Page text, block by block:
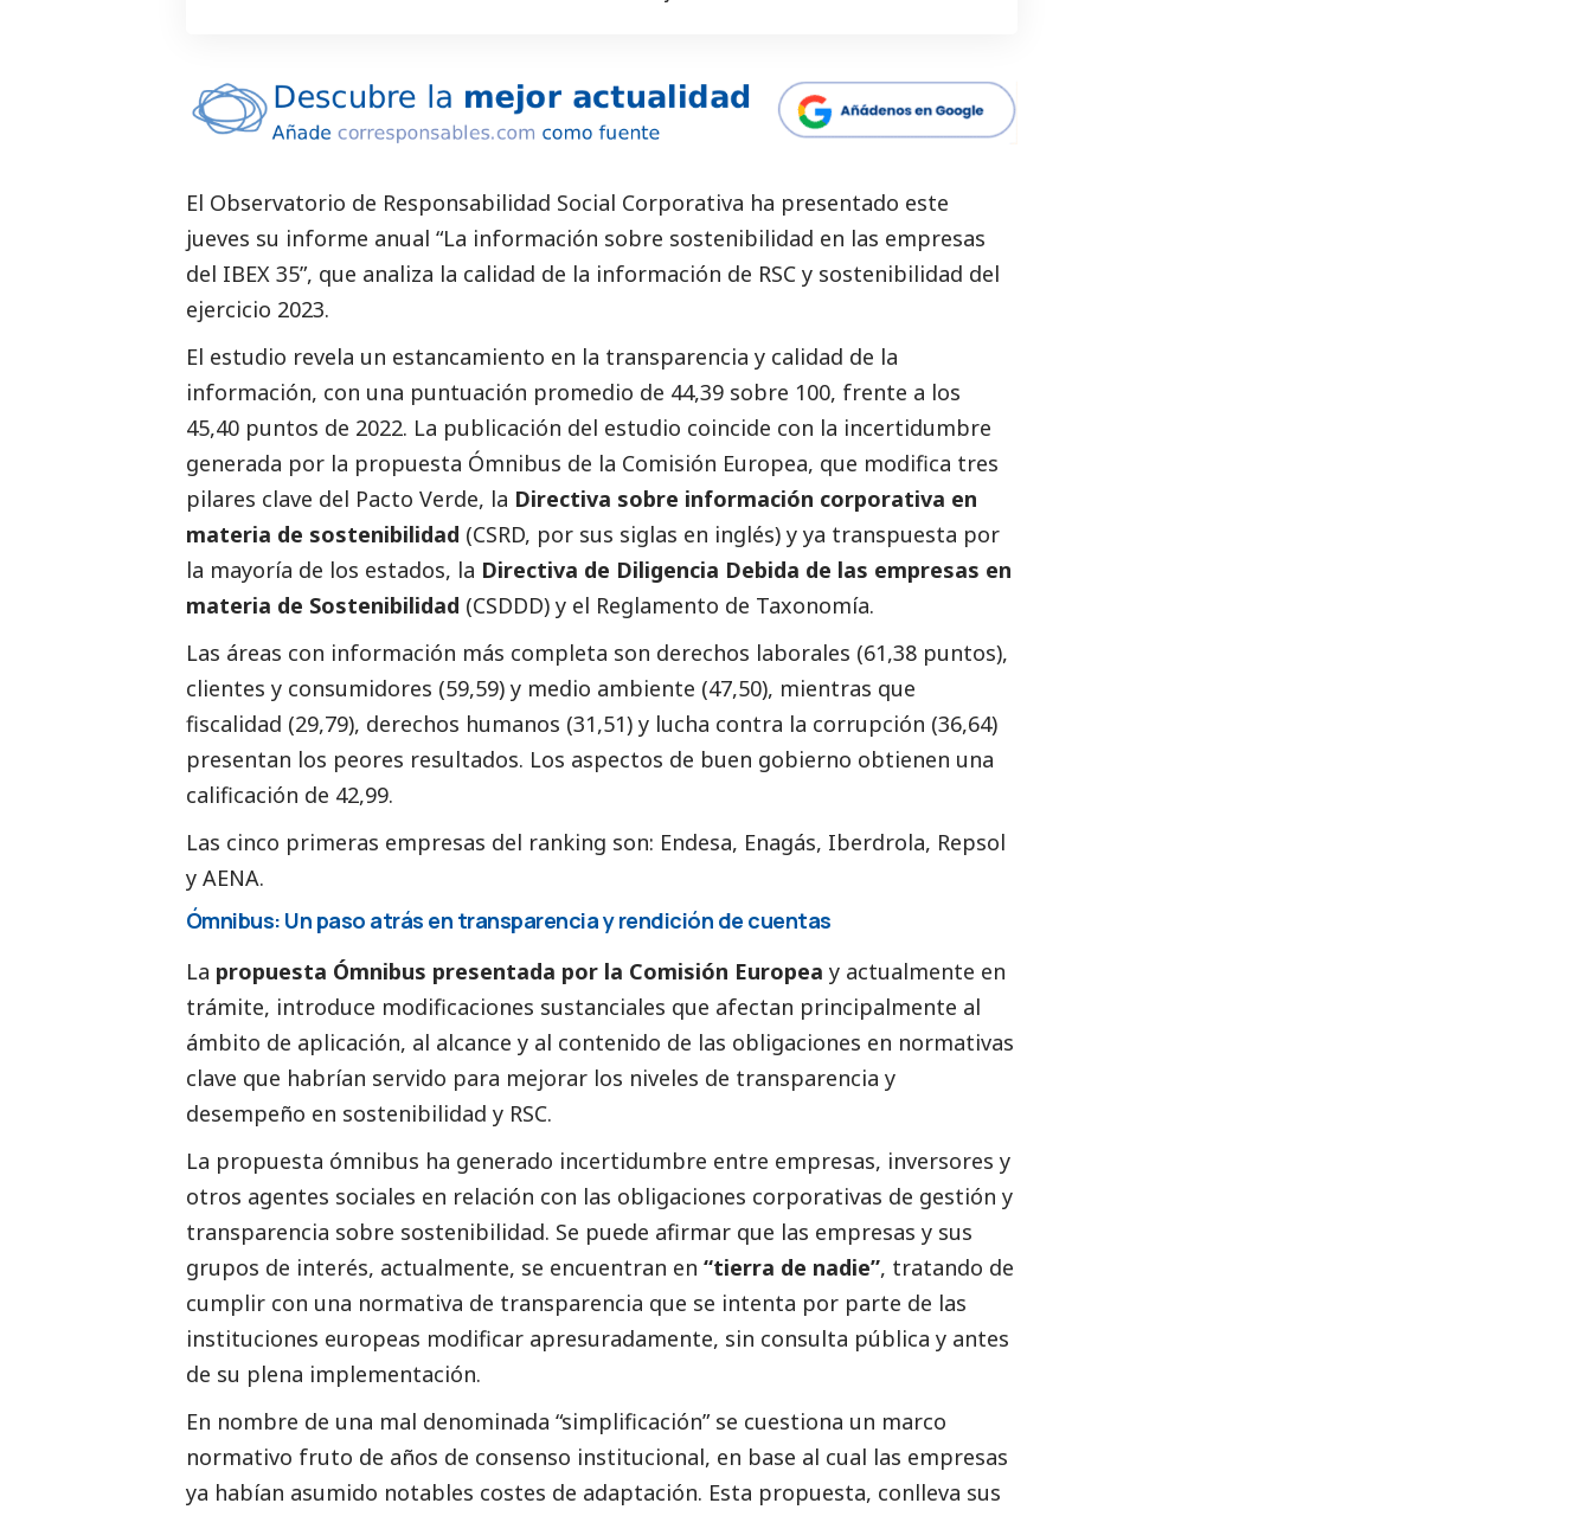
El Observatorio de Responsabilidad Social Corporativa ha presentado este
jueves su informe anual “La información sobre sostenibilidad en las empresas
del IBEX 35”, que analiza la calidad de la información de RSC y sostenibilidad del
ejercicio 2023.
El estudio revela un estancamiento en la transparencia y calidad de la
información, con una puntuación promedio de 44,39 sobre 100, frente a los
45,40 puntos de 2022. La publicación del estudio coincide con la incertidumbre
generada por la propuesta Ómnibus de la Comisión Europea, que modifica tres
pilares clave del Pacto Verde, la Directiva sobre información corporativa en
materia de sostenibilidad (CSRD, por sus siglas en inglés) y ya transpuesta por
la mayoría de los estados, la Directiva de Diligencia Debida de las empresas en
materia de Sostenibilidad (CSDDD) y el Reglamento de Taxonomía.
Las áreas con información más completa son derechos laborales (61,38 puntos),
clientes y consumidores (59,59) y medio ambiente (47,50), mientras que
fiscalidad (29,79), derechos humanos (31,51) y lucha contra la corrupción (36,64)
presentan los peores resultados. Los aspectos de buen gobierno obtienen una
calificación de 42,99.
Las cinco primeras empresas del ranking son: Endesa, Enagás, Iberdrola, Repsol
y AENA.
Ómnibus: Un paso atrás en transparencia y rendición de cuentas
La propuesta Ómnibus presentada por la Comisión Europea y actualmente en
trámite, introduce modificaciones sustanciales que afectan principalmente al
ámbito de aplicación, al alcance y al contenido de las obligaciones en normativas
clave que habrían servido para mejorar los niveles de transparencia y
desempeño en sostenibilidad y RSC.
La propuesta ómnibus ha generado incertidumbre entre empresas, inversores y
otros agentes sociales en relación con las obligaciones corporativas de gestión y
transparencia sobre sostenibilidad. Se puede afirmar que las empresas y sus
grupos de interés, actualmente, se encuentran en “tierra de nadie”, tratando de
cumplir con una normativa de transparencia que se intenta por parte de las
instituciones europeas modificar apresuradamente, sin consulta pública y antes
de su plena implementación.
En nombre de una mal denominada “simplificación” se cuestiona un marco
normativo fruto de años de consenso institucional, en base al cual las empresas
ya habían asumido notables costes de adaptación. Esta propuesta, conlleva sus